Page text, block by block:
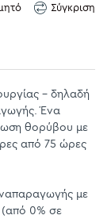
Σύγκριση
– δηλαδή
Ένα
θορύβου με
από 75 ώρες
με
(από 0% σε